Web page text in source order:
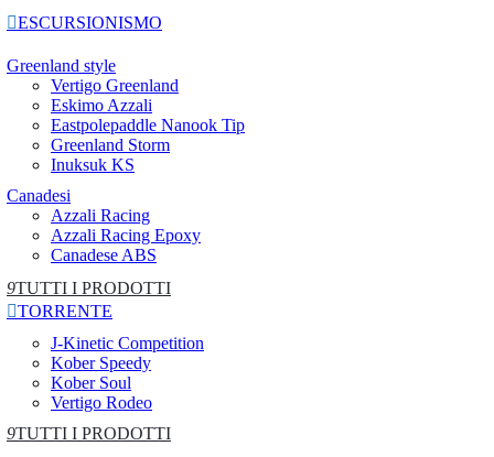
ESCURSIONISMO
Greenland style
Vertigo Greenland
Eskimo Azzali
Eastpolepaddle Nanook Tip
Greenland Storm
Inuksuk KS
Canadesi
Azzali Racing
Azzali Racing Epoxy
Canadese ABS
9TUTTI I PRODOTTI
TORRENTE
J-Kinetic Competition
Kober Speedy
Kober Soul
Vertigo Rodeo
9TUTTI I PRODOTTI